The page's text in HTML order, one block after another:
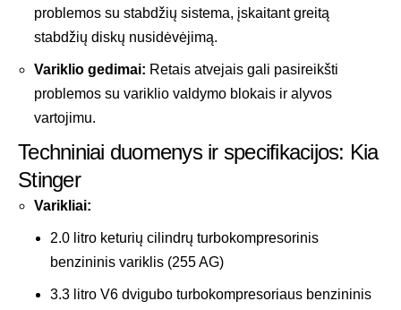
problemos su stabdžių sistema, įskaitant greitą
stabdžių diskų nusidėvėjimą.
Variklio gedimai: Retais atvejais gali pasireikšti
problemos su variklio valdymo blokais ir alyvos
vartojimu.
Techniniai duomenys ir specifikacijos: Kia
Stinger
Varikliai:
2.0 litro keturių cilindrų turbokompresorinis
benzininis variklis (255 AG)
3.3 litro V6 dvigubo turbokompresoriaus benzininis